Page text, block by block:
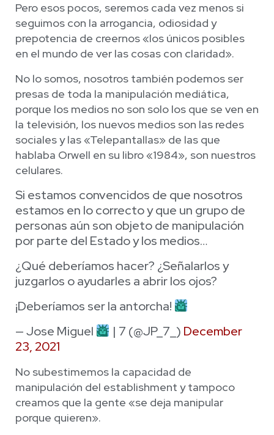
Pero esos pocos, seremos cada vez menos si
seguimos con la arrogancia, odiosidad y
prepotencia de creernos «los únicos posibles
en el mundo de ver las cosas con claridad».
No lo somos, nosotros también podemos ser
presas de toda la manipulación mediática,
porque los medios no son solo los que se ven en
la televisión, los nuevos medios son las redes
sociales y las «Telepantallas» de las que
hablaba Orwell en su libro «1984», son nuestros
celulares.
Si estamos convencidos de que nosotros
estamos en lo correcto y que un grupo de
personas aún son objeto de manipulación
por parte del Estado y los medios…
¿Qué deberíamos hacer? ¿Señalarlos y
juzgarlos o ayudarles a abrir los ojos?
¡Deberíamos ser la antorcha!
— Jose Miguel
| 7 (@JP_7_) December
23, 2021
No subestimemos la capacidad de
manipulación del establishment y tampoco
creamos que la gente «se deja manipular
porque quieren».